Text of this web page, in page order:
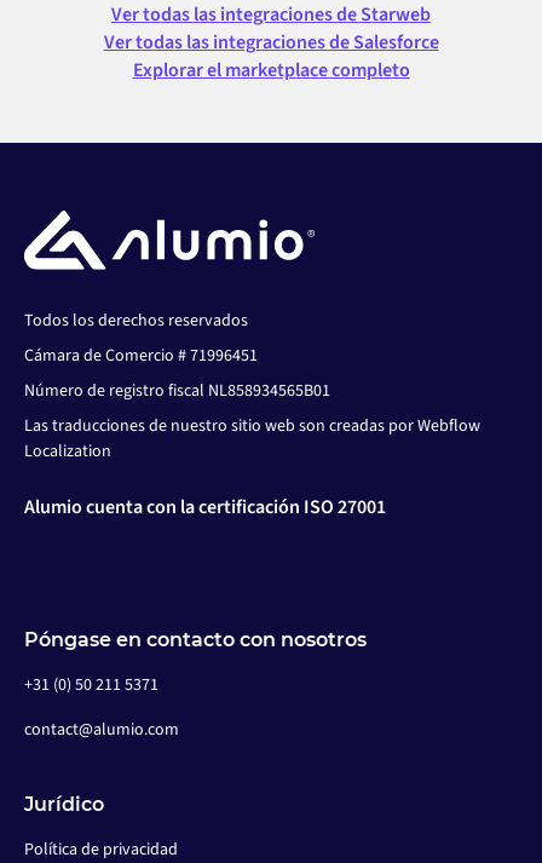
Ver todas las integraciones de Starweb
Ver todas las integraciones de Salesforce
Explorar el marketplace completo
Todos los derechos reservados
Cámara de Comercio # 71996451
Número de registro fiscal NL858934565B01
Las traducciones de nuestro sitio web son creadas por Webflow
Localization
Alumio cuenta con la certificación ISO 27001
Póngase en contacto con nosotros
+31 (0) 50 211 5371
contact@alumio.com
Jurídico
Política de privacidad